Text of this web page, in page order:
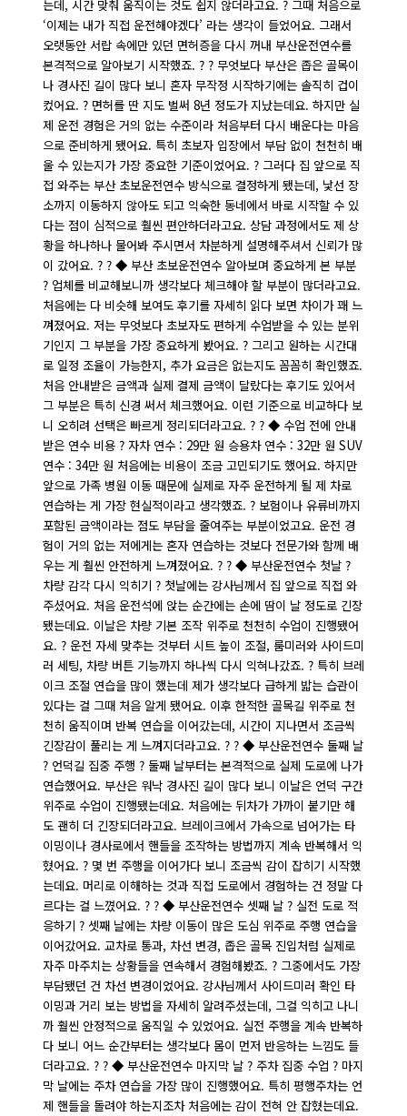
는데, 시간 맞춰 움직이는 것도 쉽지 않더라고요. ? 그때 처음으로
‘이제는 내가 직접 운전해야겠다’ 라는 생각이 들었어요. 그래서
오랫동안 서랍 속에만 있던 면허증을 다시 꺼내 부산운전연수를
본격적으로 알아보기 시작했죠. ? ? 무엇보다 부산은 좁은 골목이
나 경사진 길이 많다 보니 혼자 무작정 시작하기에는 솔직히 겁이
컸어요. ? 면허를 딴 지도 벌써 8년 정도가 지났는데요. 하지만 실
제 운전 경험은 거의 없는 수준이라 처음부터 다시 배운다는 마음
으로 준비하게 됐어요. 특히 초보자 입장에서 부담 없이 천천히 배
울 수 있는지가 가장 중요한 기준이었어요. ? 그러다 집 앞으로 직
접 와주는 부산 초보운전연수 방식으로 결정하게 됐는데, 낯선 장
소까지 이동하지 않아도 되고 익숙한 동네에서 바로 시작할 수 있
다는 점이 심적으로 훨씬 편안하더라고요. 상담 과정에서도 제 상
황을 하나하나 물어봐 주시면서 차분하게 설명해주셔서 신뢰가 많
이 갔어요. ? ? ◆ 부산 초보운전연수 알아보며 중요하게 본 부분
? 업체를 비교해보니까 생각보다 체크해야 할 부분이 많더라고요.
처음에는 다 비슷해 보여도 후기를 자세히 읽다 보면 차이가 꽤 느
껴졌어요. 저는 무엇보다 초보자도 편하게 수업받을 수 있는 분위
기인지 그 부분을 가장 중요하게 봤어요. ? 그리고 원하는 시간대
로 일정 조율이 가능한지, 추가 요금은 없는지도 꼼꼼히 확인했죠.
처음 안내받은 금액과 실제 결제 금액이 달랐다는 후기도 있어서
그 부분은 특히 신경 써서 체크했어요. 이런 기준으로 비교하다 보
니 오히려 선택은 빠르게 정리되더라고요. ? ? ◆ 수업 전에 안내
받은 연수 비용 ? 자차 연수 : 29만 원 승용차 연수 : 32만 원 SUV
연수 : 34만 원 처음에는 비용이 조금 고민되기도 했어요. 하지만
앞으로 가족 병원 이동 때문에 실제로 자주 운전하게 될 제 차로
연습하는 게 가장 현실적이라고 생각했죠. ? 보험이나 유류비까지
포함된 금액이라는 점도 부담을 줄여주는 부분이었고요. 운전 경
험이 거의 없는 저에게는 혼자 연습하는 것보다 전문가와 함께 배
우는 게 훨씬 안전하게 느껴졌어요. ? ? ◆ 부산운전연수 첫날 ?
차량 감각 다시 익히기 ? 첫날에는 강사님께서 집 앞으로 직접 와
주셨어요. 처음 운전석에 앉는 순간에는 손에 땀이 날 정도로 긴장
됐는데요. 이날은 차량 기본 조작 위주로 천천히 수업이 진행됐어
요. ? 운전 자세 맞추는 것부터 시트 높이 조절, 룸미러와 사이드미
러 세팅, 차량 버튼 기능까지 하나씩 다시 익혀나갔죠. ? 특히 브레
이크 조절 연습을 많이 했는데 제가 생각보다 급하게 밟는 습관이
있다는 걸 그때 처음 알게 됐어요. 이후 한적한 골목길 위주로 천
천히 움직이며 반복 연습을 이어갔는데, 시간이 지나면서 조금씩
긴장감이 풀리는 게 느껴지더라고요. ? ? ◆ 부산운전연수 둘째 날
? 언덕길 집중 주행 ? 둘째 날부터는 본격적으로 실제 도로에 나가
연습했어요. 부산은 워낙 경사진 길이 많다 보니 이날은 언덕 구간
위주로 수업이 진행됐는데요. 처음에는 뒤차가 가까이 붙기만 해
도 괜히 더 긴장되더라고요. 브레이크에서 가속으로 넘어가는 타
이밍이나 경사로에서 핸들을 조작하는 방법까지 계속 반복해서 익
혔어요. ? 몇 번 주행을 이어가다 보니 조금씩 감이 잡히기 시작했
는데요. 머리로 이해하는 것과 직접 도로에서 경험하는 건 정말 다
르다는 걸 느꼈어요. ? ? ◆ 부산운전연수 셋째 날 ? 실전 도로 적
응하기 ? 셋째 날에는 차량 이동이 많은 도심 위주로 주행 연습을
이어갔어요. 교차로 통과, 차선 변경, 좁은 골목 진입처럼 실제로
자주 마주치는 상황들을 연속해서 경험해봤죠. ? 그중에서도 가장
부담됐던 건 차선 변경이었어요. 강사님께서 사이드미러 확인 타
이밍과 거리 보는 방법을 자세히 알려주셨는데, 그걸 익히고 나니
까 훨씬 안정적으로 움직일 수 있었어요. 실전 주행을 계속 반복하
다 보니 어느 순간부터는 생각보다 몸이 먼저 반응하는 느낌도 들
더라고요. ? ? ◆ 부산운전연수 마지막 날 ? 주차 집중 수업 ? 마지
막 날에는 주차 연습을 가장 많이 진행했어요. 특히 평행주차는 언
제 핸들을 돌려야 하는지조차 처음에는 감이 전혀 안 잡혔는데요.